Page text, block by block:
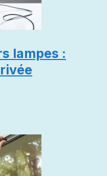
lampes :